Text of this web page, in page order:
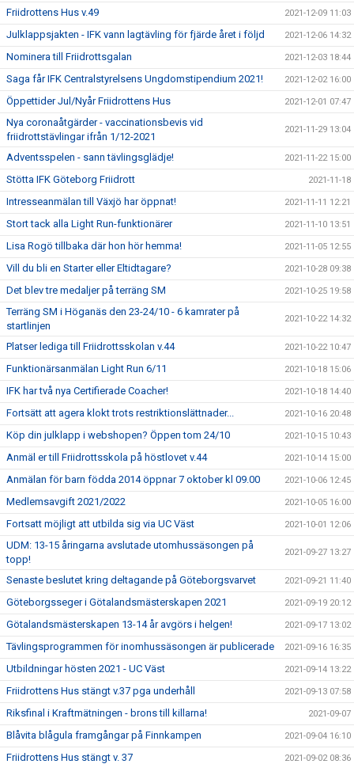
Friidrottens Hus v.49 2021-12-09 11:03
Julklappsjakten - IFK vann lagtävling för fjärde året i följd 2021-12-06 14:32
Nominera till Friidrottsgalan 2021-12-03 18:44
Saga får IFK Centralstyrelsens Ungdomstipendium 2021! 2021-12-02 16:00
Öppettider Jul/Nyår Friidrottens Hus 2021-12-01 07:47
Nya coronaåtgärder - vaccinationsbevis vid
friidrottstävlingar ifrån 1/12-2021
2021-11-29 13:04
Adventsspelen - sann tävlingsglädje! 2021-11-22 15:00
Stötta IFK Göteborg Friidrott 2021-11-18
Intresseanmälan till Växjö har öppnat! 2021-11-11 12:21
Stort tack alla Light Run-funktionärer 2021-11-10 13:51
Lisa Rogö tillbaka där hon hör hemma! 2021-11-05 12:55
Vill du bli en Starter eller Eltidtagare? 2021-10-28 09:38
Det blev tre medaljer på terräng SM 2021-10-25 19:58
Terräng SM i Höganäs den 23-24/10 - 6 kamrater på
startlinjen
2021-10-22 14:32
Platser lediga till Friidrottsskolan v.44 2021-10-22 10:47
Funktionärsanmälan Light Run 6/11 2021-10-18 15:06
IFK har två nya Certifierade Coacher! 2021-10-18 14:40
Fortsätt att agera klokt trots restriktionslättnader... 2021-10-16 20:48
Köp din julklapp i webshopen? Öppen tom 24/10 2021-10-15 10:43
Anmäl er till Friidrottsskola på höstlovet v.44 2021-10-14 15:00
Anmälan för barn födda 2014 öppnar 7 oktober kl 09.00 2021-10-06 12:45
Medlemsavgift 2021/2022 2021-10-05 16:00
Fortsatt möjligt att utbilda sig via UC Väst 2021-10-01 12:06
UDM: 13-15 åringarna avslutade utomhussäsongen på
topp!
2021-09-27 13:27
Senaste beslutet kring deltagande på Göteborgsvarvet 2021-09-21 11:40
Göteborgsseger i Götalandsmästerskapen 2021 2021-09-19 20:12
Götalandsmästerskapen 13-14 år avgörs i helgen! 2021-09-17 13:02
Tävlingsprogrammen för inomhussäsongen är publicerade 2021-09-16 16:35
Utbildningar hösten 2021 - UC Väst 2021-09-14 13:22
Friidrottens Hus stängt v.37 pga underhåll 2021-09-13 07:58
Riksfinal i Kraftmätningen - brons till killarna! 2021-09-07
Blåvita blågula framgångar på Finnkampen 2021-09-04 16:10
Friidrottens Hus stängt v. 37 2021-09-02 08:36